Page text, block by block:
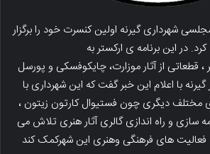
شهرداری گیرنه اولین کنسرت خود را برگزار
کرد. در این برنامه ی ارکستر به
، قطعاتی از آثار موزارت، چایکوفسکی و پورسل
گیرنه با اعلام این خبر گفت که این شهرداری با
مختلف دیگری چون فستیوال کارتون زیتون ،
سازی و راه اندازی گالری آثار هنری تلاش می
فعالیت های فرهنگی وهنری این شهرکمک کند